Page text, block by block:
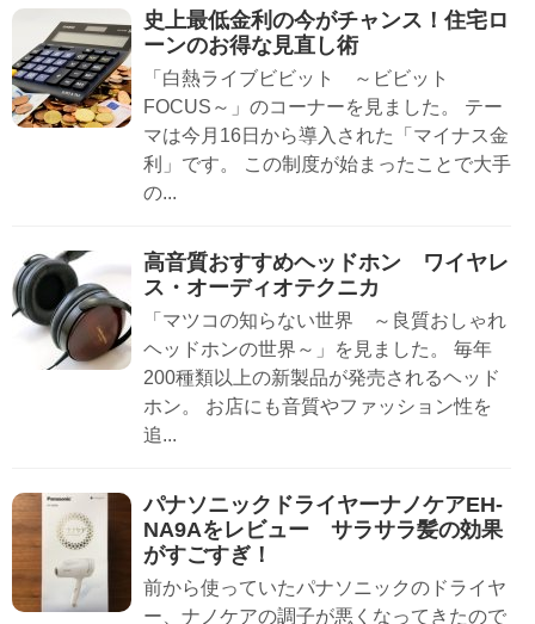
史上最低金利の今がチャンス！住宅ロ
ーンのお得な見直し術
「白熱ライブビビット ～ビビット
FOCUS～」のコーナーを見ました。 テー
マは今月16日から導入された「マイナス金
利」です。 この制度が始まったことで大手
の...
高音質おすすめヘッドホン ワイヤレ
ス・オーディオテクニカ
「マツコの知らない世界 ～良質おしゃれ
ヘッドホンの世界～」を見ました。 毎年
200種類以上の新製品が発売されるヘッド
ホン。 お店にも音質やファッション性を
追...
パナソニックドライヤーナノケアEH-
NA9Aをレビュー サラサラ髪の効果
がすごすぎ！
前から使っていたパナソニックのドライヤ
ー、ナノケアの調子が悪くなってきたので